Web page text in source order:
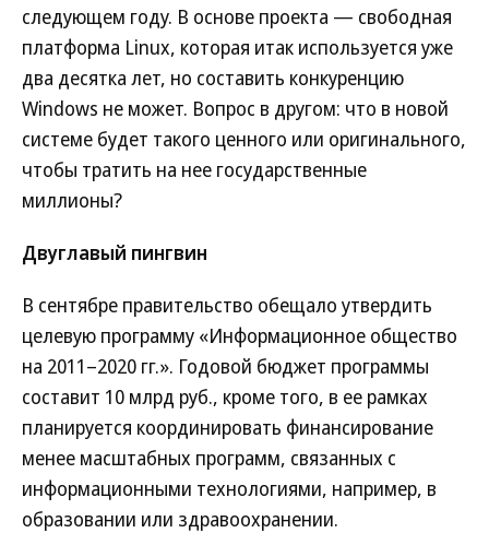
следующем году. В основе проекта — свободная
платформа Linux, которая итак используется уже
два десятка лет, но составить конкуренцию
Windows не может. Вопрос в другом: что в новой
системе будет такого ценного или оригинального,
чтобы тратить на нее государственные
миллионы?
Двуглавый пингвин
В сентябре правительство обещало утвердить
целевую программу «Информационное общество
на 2011–2020 гг.». Годовой бюджет программы
составит 10 млрд руб., кроме того, в ее рамках
планируется координировать финансирование
менее масштабных программ, связанных с
информационными технологиями, например, в
образовании или здравоохранении.